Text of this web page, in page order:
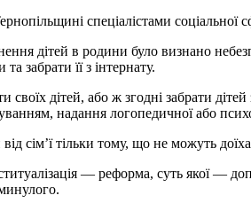
спеціалістами соціальної
дітей в родини було визнано
забрати її з інтернату.
своїх дітей, або ж згодні забрати
надання логопедичної або
сім’ї тільки тому, що не можуть
— реформа, суть якої —